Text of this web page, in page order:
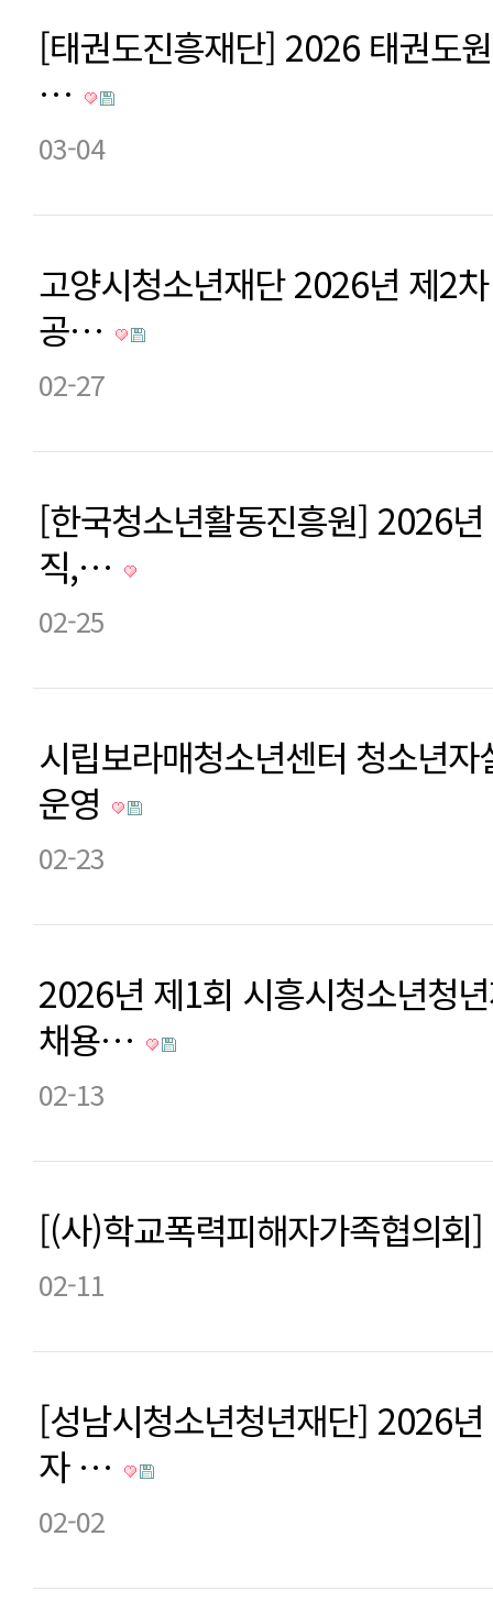
[태권도진흥재단] 2026 태권도
…
03-04
고양시청소년재단 2026년 제2
공…
02-27
[한국청소년활동진흥원] 2026
직,…
02-25
시립보라매청소년센터 청소년
운영
02-23
2026년 제1회 시흥시청소년청
채용…
02-13
[(사)학교폭력피해자가족협의
02-11
[성남시청소년청년재단] 2026
자 …
02-02